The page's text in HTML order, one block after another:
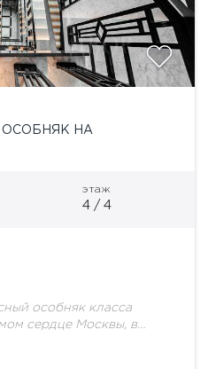
ОСОБНЯК НА
этаж
4 / 4
особняк класса
сердце Москвы, в
находящийся в